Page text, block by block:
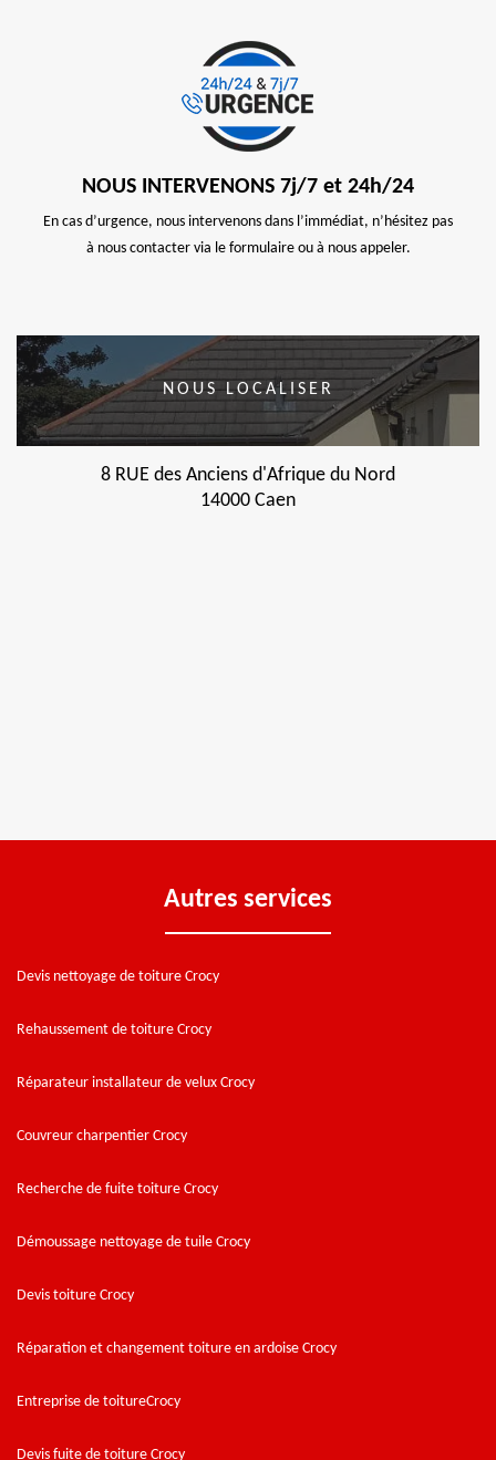
NOUS INTERVENONS 7j/7 et 24h/24
En cas d’urgence, nous intervenons dans l’immédiat, n’hésitez pas
à nous contacter via le formulaire ou à nous appeler.
NOUS LOCALISER
8 RUE des Anciens d'Afrique du Nord
14000 Caen
Autres services
Devis nettoyage de toiture Crocy
Rehaussement de toiture Crocy
Réparateur installateur de velux Crocy
Couvreur charpentier Crocy
Recherche de fuite toiture Crocy
Démoussage nettoyage de tuile Crocy
Devis toiture Crocy
Réparation et changement toiture en ardoise Crocy
Entreprise de toitureCrocy
Devis fuite de toiture Crocy